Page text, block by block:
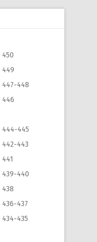
449
448
446
445
443
440
437
435